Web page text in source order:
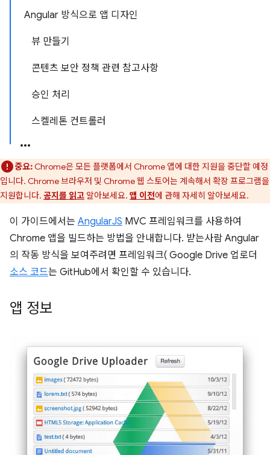
Angular 방식으로 앱 디자인
뷰 만들기
콘텐츠 보안 정책 관련 참고사항
승인 처리
스켈레톤 컨트롤러
중요:Chrome은 모든 플랫폼에서 Chrome 앱에 대한 지원을 중단할 예정
입니다. Chrome 브라우저 및 Chrome 웹 스토어는 계속해서 확장 프로그램을
지원합니다. 공지를 읽고 알아보세요. 앱 이전에 관해 자세히 알아보세요.
이 가이드에서는 AngularJS MVC 프레임워크를 사용하여
Chrome 앱을 빌드하는 방법을 안내합니다. 받는사람 Angular
의 작동 방식을 보여주려면 프레임워크( Google Drive 업로더
소스 코드는 GitHub에서 확인할 수 있습니다.
앱 정보